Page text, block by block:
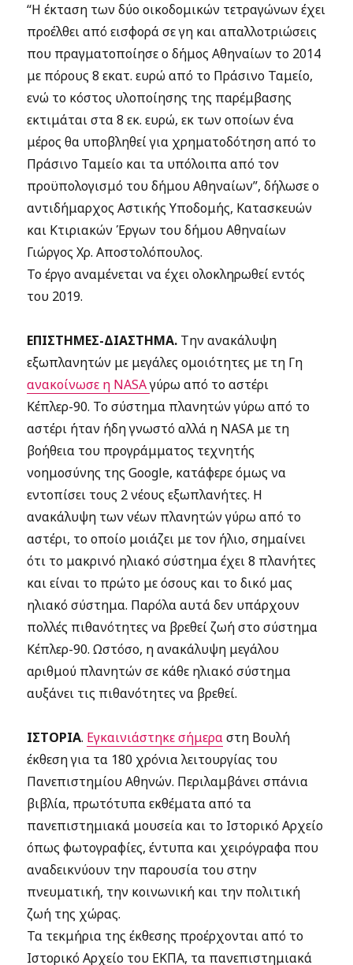
“Η έκταση των δύο οικοδομικών τετραγώνων έχει
προέλθει από εισφορά σε γη και απαλλοτριώσεις
που πραγματοποίησε ο δήμος Αθηναίων το 2014
με πόρους 8 εκατ. ευρώ από το Πράσινο Ταμείο,
ενώ το κόστος υλοποίησης της παρέμβασης
εκτιμάται στα 8 εκ. ευρώ, εκ των οποίων ένα
μέρος θα υποβληθεί για χρηματοδότηση από το
Πράσινο Ταμείο και τα υπόλοιπα από τον
προϋπολογισμό του δήμου Αθηναίων”, δήλωσε ο
αντιδήμαρχος Αστικής Υποδομής, Κατασκευών
και Κτιριακών Έργων του δήμου Αθηναίων
Γιώργος Χρ. Αποστολόπουλος.
Το έργο αναμένεται να έχει ολοκληρωθεί εντός
του 2019.
ΕΠΙΣΤΗΜΕΣ-ΔΙΑΣΤΗΜΑ. Την ανακάλυψη
εξωπλανητών με μεγάλες ομοιότητες με τη Γη
ανακοίνωσε η NASAγύρω από το αστέρι
Κέπλερ-90. Το σύστημα πλανητών γύρω από το
αστέρι ήταν ήδη γνωστό αλλά η NASA με τη
βοήθεια του προγράμματος τεχνητής
νοημοσύνης της Google, κατάφερε όμως να
εντοπίσει τους 2 νέους εξωπλανήτες. Η
ανακάλυψη των νέων πλανητών γύρω από το
αστέρι, το οποίο μοιάζει με τον ήλιο, σημαίνει
ότι το μακρινό ηλιακό σύστημα έχει 8 πλανήτες
και είναι το πρώτο με όσους και το δικό μας
ηλιακό σύστημα. Παρόλα αυτά δεν υπάρχουν
πολλές πιθανότητες να βρεθεί ζωή στο σύστημα
Κέπλερ-90. Ωστόσο, η ανακάλυψη μεγάλου
αριθμού πλανητών σε κάθε ηλιακό σύστημα
αυξάνει τις πιθανότητες να βρεθεί.
ΙΣΤΟΡΙΑ. Εγκαινιάστηκε σήμεραστη Βουλή
έκθεση για τα 180 χρόνια λειτουργίας του
Πανεπιστημίου Αθηνών. Περιλαμβάνει σπάνια
βιβλία, πρωτότυπα εκθέματα από τα
πανεπιστημιακά μουσεία και το Ιστορικό Αρχείο
όπως φωτογραφίες, έντυπα και χειρόγραφα που
αναδεικνύουν την παρουσία του στην
πνευματική, την κοινωνική και την πολιτική
ζωή της χώρας.
Τα τεκμήρια της έκθεσης προέρχονται από το
Ιστορικό Αρχείο του ΕΚΠΑ, τα πανεπιστημιακά